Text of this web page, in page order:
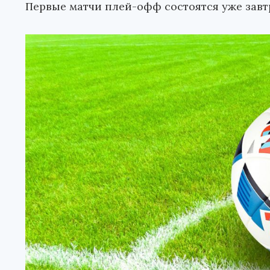
Первые матчи плей-офф состоятся уже